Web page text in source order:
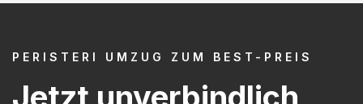
PERISTERI UMZUG ZUM BEST-PREIS
Jetzt unverbindlich